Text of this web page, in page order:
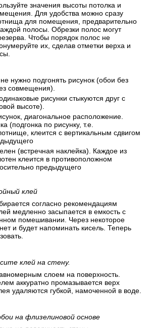
значения высоты потолка и
Для удобства можно сразу
для помещения, предварительно
полосы. Обрезки полос могут
Чтобы порядок полос не
их, сделав отметки верха и
нужно подгонять рисунок (обои без
совмещения).
рисунки стыкуются друг с
высоте).
диагональное расположение.
(подгонка по рисунку, т.е.
клеится с вертикальным сдвигом
(встречная наклейка). Каждое из
клеится в противоположном
предыдущего
клей
согласно рекомендациям
медленно засыпается в емкость с
помешивании. Через некоторое
и будет напоминать кисель. Теперь
клей на стену.
слоем на поверхность.
аккуратно промазывается верх
удаляются губкой, намоченной в воде.
на флизелиновой основе